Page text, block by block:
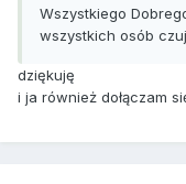
Wszystkiego
wszystkich osób
dziękuję
i ja również dołączam